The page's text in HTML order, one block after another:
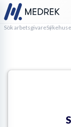
Sök arbetsgivare